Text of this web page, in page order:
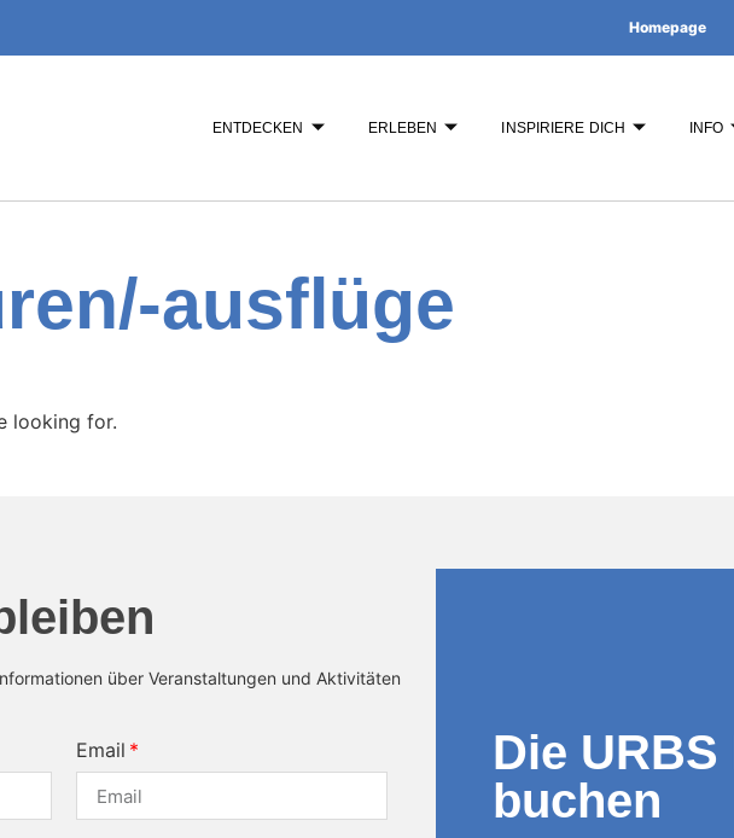
Homepage
ENTDECKEN ERLEBEN INSPIRIERE DICH INFO
ausflüge
looking for.
über Veranstaltungen und Aktivitäten
Email
Die URBS
buchen